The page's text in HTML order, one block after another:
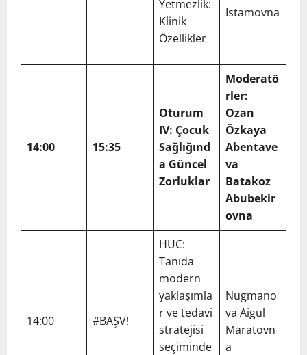
Yetmezlik:
Klinik
Özellikler
Istamovna
14:00 15:35
Oturum
IV: Çocuk
Sağlığınd
a Güncel
Zorluklar
Moderatö
rler:
Ozan
Özkaya
Abentave
va
Batakoz
Abubekir
ovna
14:00 #BAŞV!
HUC:
Tanıda
modern
yaklaşımla
r ve tedavi
stratejisi
seçiminde
Nugmano
va Aigul
Maratovn
a